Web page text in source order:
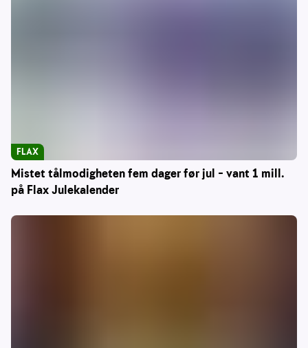
Mistet tålmodigheten fem dager før jul – vant 1 mill.
på Flax Julekalender
FLAX